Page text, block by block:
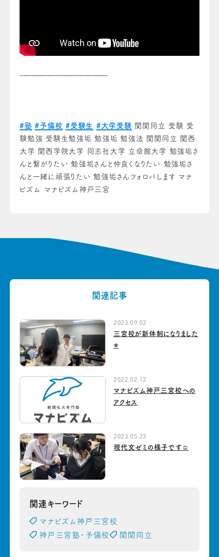
-———————————
#塾 #予備校 #受験生 #大学受験 関関同立 受験 受
験勉強 受験生勉強垢 勉強垢 勉強法 関関同立 関西
大学 関西学院大学 同志社大学 立命館大学 勉強垢さ
んと繋がりたい 勉強垢さんと仲良くなりたい 勉強垢さ
んと一緒に頑張りたい 勉強垢さんフォロバします マナ
ビズム マナビズム神戸三宮
関連記事
2023.09.02
三宮校が新体制になりました
⭐️
2022.02.12
マナビズム神戸三宮校への
アクセス
2023.05.23
現代文ゼミの様子です☺︎
関連キーワード
マナビズム神戸三宮校
神戸三宮塾・予備校
関関同立